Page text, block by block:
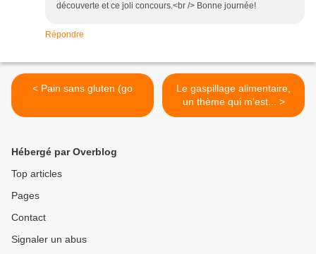
découverte et ce joli concours.<br /> Bonne journée!
Répondre
< Pain sans gluten (go
Le gaspillage alimentaire,
un thème qui m'est... >
Hébergé par Overblog
Top articles
Pages
Contact
Signaler un abus